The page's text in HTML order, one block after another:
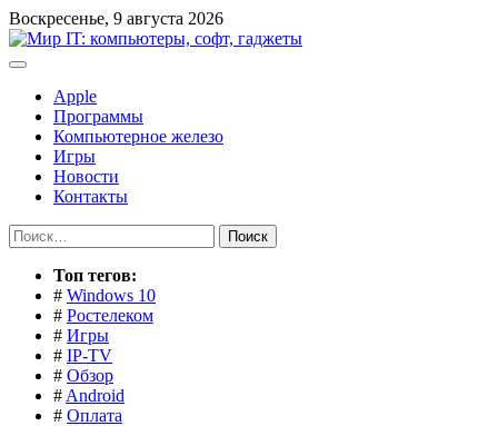
Перейти
к
содержимому
Воскресенье, 9 августа 2026
Apple
Программы
Компьютерное железо
Игры
Новости
Контакты
Найти:
Toп тегов:
# Windows 10
# Ростелеком
# Игры
# IP-TV
# Обзор
# Android
# Оплата